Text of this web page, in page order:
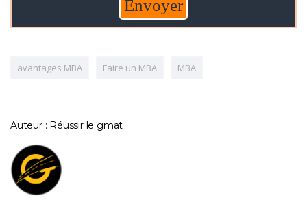
avantages MBA Faire un MBA MBA
Auteur : Réussir le gmat